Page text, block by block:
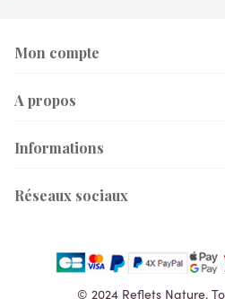
Mon compte
A propos
Informations
Réseaux sociaux
© 2024 Reflets Nature.